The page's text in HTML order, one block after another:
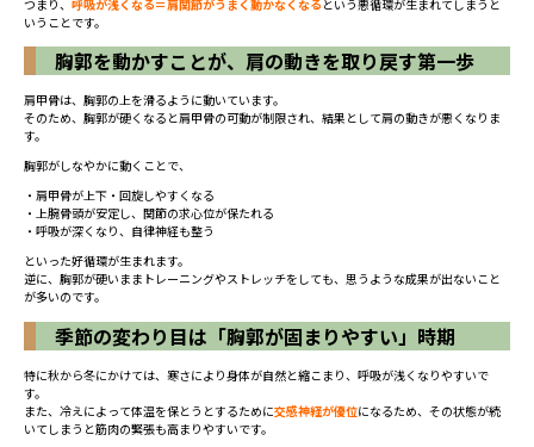
つまり、 呼吸が浅くなる＝肩関節がうまく動かなくなる という悪循環が生まれてしまうと
いうことです。
胸郭を動かすことが、肩の動きを取り戻す第一歩
肩甲骨は、胸郭の上を滑るように動いています。
そのため、胸郭が硬くなると肩甲骨の可動が制限され、結果として肩の動きが悪くなりま
す。
胸郭がしなやかに動くことで、
・肩甲骨が上下・回旋しやすくなる
・上腕骨頭が安定し、関節の求心位が保たれる
・呼吸が深くなり、自律神経も整う
といった好循環が生まれます。
逆に、胸郭が硬いままトレーニングやストレッチをしても、思うような成果が出ないこと
が多いのです。
季節の変わり目は「胸郭が固まりやすい」時期
特に秋から冬にかけては、寒さにより身体が自然と縮こまり、呼吸が浅くなりやすいで
す。
また、冷えによって体温を保とうとするために交感神経が優位になるため、その状態が続
いてしまうと筋肉の緊張も高まりやすいです。